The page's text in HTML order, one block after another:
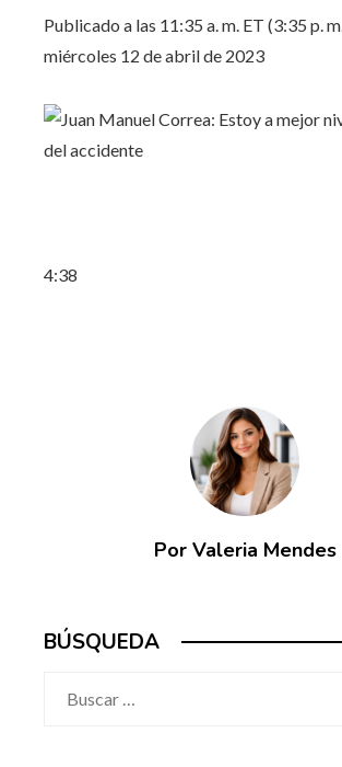
Publicado a las 11:35 a. m. ET (3:35 p.
miércoles 12 de abril de 2023
4:38
Por Valeria Mendes
BÚSQUEDA